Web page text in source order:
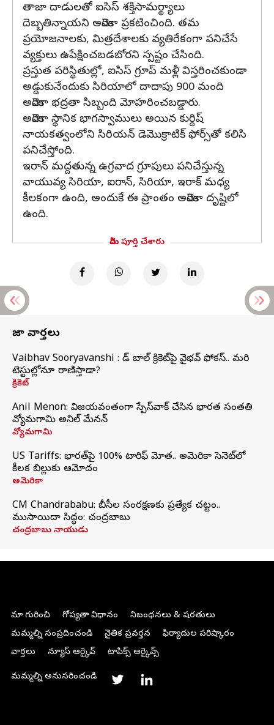
తాజా దాడులతో ఐసిస్ శక్తిసామర్థ్యాలు
దెబ్బతిన్నాయని అమెరికా ప్రకటించింది. తమ
ప్రయోజనాలకు, మిత్రదేశాలకు వ్యతిరేకంగా పనిచేసే
వ్యక్తులు ఉపేక్షించబడబోరని స్పష్టం చేసింది.
ప్రస్తుత పరిస్థితుల్లో, ఐసిస్ గ్రూప్ మళ్లీ విస్తరించకుండా
అడ్డుకునేందుకు సిరియాలో దాదాపు 900 మంది
అమెరికా భద్రతా సిబ్బంది మోహరించబడ్డారు.
అమెరికా స్థానిక భాగస్వాములు అయిన కుర్దిష్
నాయకత్వంలోని సిరియన్ డెమొక్రాటిక్ ఫోర్స్‌తో కలిసి
పనిచేస్తోంది.
ఇరాన్ మద్దతున్న ఉగ్రవాద గ్రూపులు పనిచేస్తున్న
వాయువ్య సిరియా, ఐరాన్, సిరియా, ఇరాక్ మధ్య
కీలకంగా ఉంది, అందుకే ఈ ప్రాంతం అమెరికా దృష్టిలో
ఉంది.
మీరు పూర్తి చేశారు
తాజా వార్తలు
Vaibhav Sooryavanshi : రెడ్ బాల్ క్రికెట్‌పై వైభవ్ ఫోకస్.. మరి
టెస్టుల్లోనూ రాణిస్తాడా?
క్రికెట్
Anil Menon: విజయవంతంగా స్పేస్‌వాక్‌ చేసిన భారత సంతతి
వ్యోమగామి అనిల్‌ మేనన్
వ్యోమగామి
US Tariffs: భారత్‌పై 100% టారిఫ్‌ మోత.. అమెరికా సెనెట్‌లో
కీలక బిల్లుకు ఆమోదం
అమెరికా
CM Chandrababu: బీసీల సంరక్షణకు ప్రత్యేక చట్టం..
ముసాయిదా సిద్ధం: చంద్రబాబు
చంద్రబాబు నాయుడు
మా గురించి గోప్యతా విధానం
నిబంధనలు & షరతులు
మమ్మల్ని సంప్రదించండి
నైతిక ప్రవర్తన
ఫిర్యాదుల పరిష్కారం
వార్తలు
న్యూస్ ఆర్కైవ్ టాపిక్స్ ఆర్కైవ్స్
మమ్మల్ని అనుసరించండి